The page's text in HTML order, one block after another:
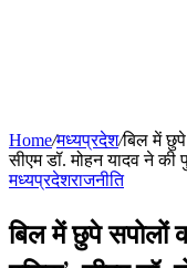
Home/मध्यप्रदेश/बिल में
सीएम डॉ. मोहन यादव ने की
मध्यप्रदेशराजनीति
बिल में छुपे सपोलों